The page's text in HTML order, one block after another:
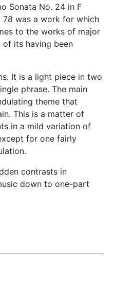
Sonata No. 24 in F
78 was a work for which
to the works of major
of its having been
It is a light piece in two
phrase. The main
theme that
This is a matter of
in a mild variation of
for one fairly
contrasts in
down to one-part